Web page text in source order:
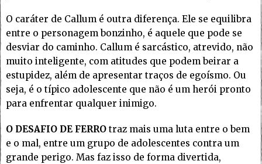
O caráter de Callum é outra diferença. Ele se equilibra
entre o personagem bonzinho, é aquele que pode se
desviar do caminho. Callum é sarcástico, atrevido, não
muito inteligente, com atitudes que podem beirar a
estupidez, além de apresentar traços de egoísmo. Ou
seja, é o típico adolescente que não é um herói pronto
para enfrentar qualquer inimigo.
O DESAFIO DE FERRO traz mais uma luta entre o bem
e o mal, entre um grupo de adolescentes contra um
grande perigo. Mas faz isso de forma divertida,